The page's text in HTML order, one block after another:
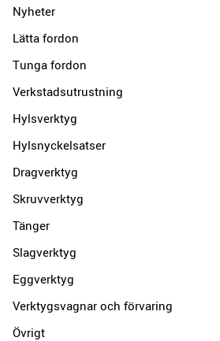
Nyheter
Lätta fordon
Tunga fordon
Verkstadsutrustning
Hylsverktyg
Hylsnyckelsatser
Dragverktyg
Skruvverktyg
Tänger
Slagverktyg
Eggverktyg
Verktygsvagnar och förvaring
Övrigt